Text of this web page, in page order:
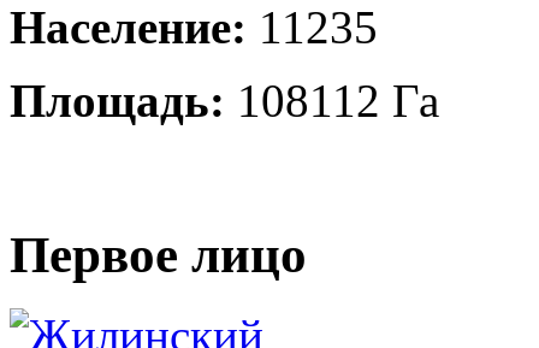
Население: 11235
Площадь: 108112 Га
Первое лицо